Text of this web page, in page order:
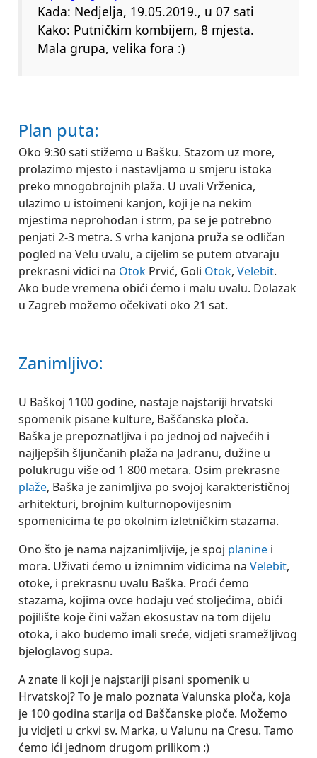
Kada: Nedjelja, 19.05.2019., u 07 sati
Kako: Putničkim kombijem, 8 mjesta.
Mala grupa, velika fora :)
Plan puta:
Oko 9:30 sati stižemo u Bašku. Stazom uz more,
prolazimo mjesto i nastavljamo u smjeru istoka
preko mnogobrojnih plaža. U uvali Vrženica,
ulazimo u istoimeni kanjon, koji je na nekim
mjestima neprohodan i strm, pa se je potrebno
penjati 2-3 metra. S vrha kanjona pruža se odličan
pogled na Velu uvalu, a cijelim se putem otvaraju
prekrasni vidici na Otok Prvić, Goli Otok, Velebit.
Ako bude vremena obići ćemo i malu uvalu. Dolazak
u Zagreb možemo očekivati oko 21 sat.
Zanimljivo:
U Baškoj 1100 godine, nastaje najstariji hrvatski
spomenik pisane kulture, Baščanska ploča.
Baška je prepoznatljiva i po jednoj od najvećih i
najljepših šljunčanih plaža na Jadranu, dužine u
polukrugu više od 1 800 metara. Osim prekrasne
plaže, Baška je zanimljiva po svojoj karakterističnoj
arhitekturi, brojnim kulturnopovijesnim
spomenicima te po okolnim izletničkim stazama.
Ono što je nama najzanimljivije, je spoj planine i
mora. Uživati ćemo u iznimnim vidicima na Velebit,
otoke, i prekrasnu uvalu Baška. Proći ćemo
stazama, kojima ovce hodaju već stoljećima, obići
pojilište koje čini važan ekosustav na tom dijelu
otoka, i ako budemo imali sreće, vidjeti sramežljivog
bjeloglavog supa.
A znate li koji je najstariji pisani spomenik u
Hrvatskoj? To je malo poznata Valunska ploča, koja
je 100 godina starija od Baščanske ploče. Možemo
ju vidjeti u crkvi sv. Marka, u Valunu na Cresu. Tamo
ćemo ići jednom drugom prilikom :)